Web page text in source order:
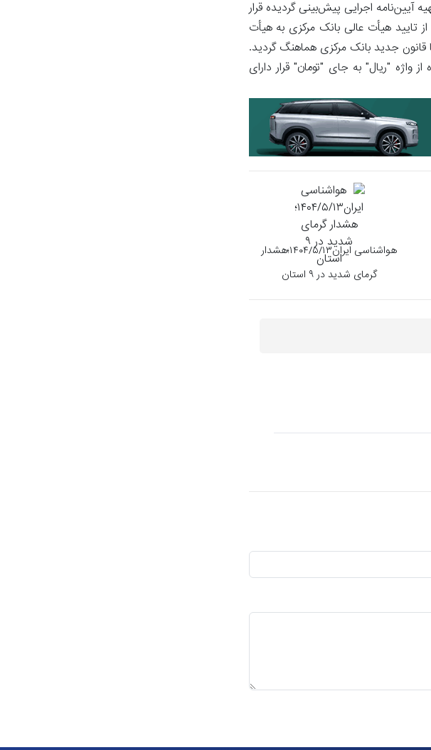
و (د) ماده 58 قانون بانک مرکزی اصلاح کردیم. از طرفی در تبصره 5 به نوعی تهیه آیین‌نامه اجرایی پیش‌بینی گردیده قرار
تایید هیأت عالی بانک مرکزی به هیأت
قانون جدید بانک مرکزی هماهنگ گردید.
واژه "ریال" به جای "تومان" قرار دارای
هواشناسی ایران۱۴۰۴/۵/۱۳؛هشدار
گرمای شدید در ۹ استان